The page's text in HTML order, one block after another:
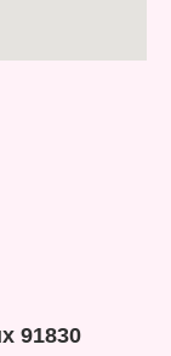
91830